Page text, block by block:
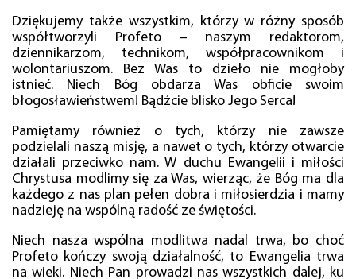
Dziękujemy także wszystkim, którzy w różny sposób
współtworzyli Profeto – naszym redaktorom,
dziennikarzom, technikom, współpracownikom i
wolontariuszom. Bez Was to dzieło nie mogłoby
istnieć. Niech Bóg obdarza Was obficie swoim
błogosławieństwem! Bądźcie blisko Jego Serca!
Pamiętamy również o tych, którzy nie zawsze
podzielali naszą misję, a nawet o tych, którzy otwarcie
działali przeciwko nam. W duchu Ewangelii i miłości
Chrystusa modlimy się za Was, wierząc, że Bóg ma dla
każdego z nas plan pełen dobra i miłosierdzia i mamy
nadzieję na wspólną radość ze świętości.
Niech nasza wspólna modlitwa nadal trwa, bo choć
Profeto kończy swoją działalność, to Ewangelia trwa
na wieki. Niech Pan prowadzi nas wszystkich dalej, ku